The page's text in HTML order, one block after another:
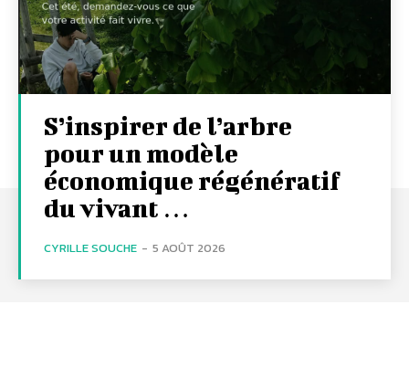
S’inspirer de l’arbre
pour un modèle
économique régénératif
du vivant …
CYRILLE SOUCHE - 5 AOÛT 2026